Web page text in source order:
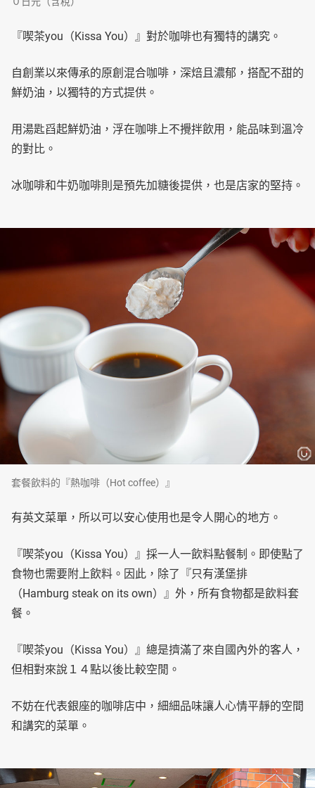
『喫茶you（Kissa You）』對於咖啡也有獨特的講究。
自創業以來傳承的原創混合咖啡，深焙且濃郁，搭配不甜的
鮮奶油，以獨特的方式提供。
用湯匙舀起鮮奶油，浮在咖啡上不攪拌飲用，能品味到溫冷
的對比。
冰咖啡和牛奶咖啡則是預先加糖後提供，也是店家的堅持。
套餐飲料的『熱咖啡（Hot coffee）』
有英文菜單，所以可以安心使用也是令人開心的地方。
『喫茶you（Kissa You）』採一人一飲料點餐制。即使點了
食物也需要附上飲料。因此，除了『只有漢堡排
（Hamburg steak on its own）』外，所有食物都是飲料套
餐。
『喫茶you（Kissa You）』總是擠滿了來自國內外的客人，
但相對來說１４點以後比較空閒。
不妨在代表銀座的咖啡店中，細細品味讓人心情平靜的空間
和講究的菜單。